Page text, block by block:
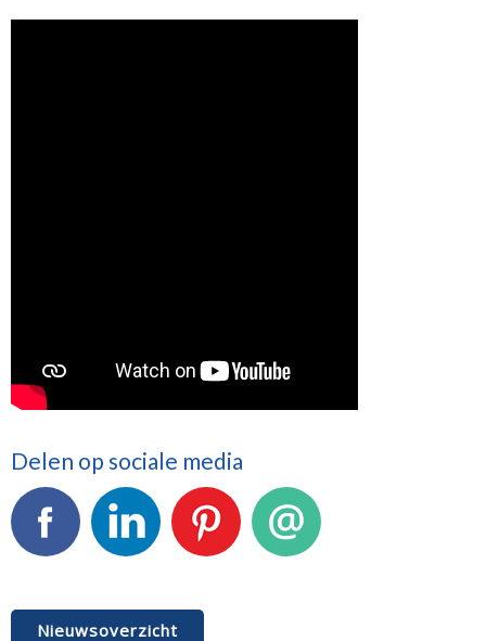
Delen op sociale media
Nieuwsoverzicht